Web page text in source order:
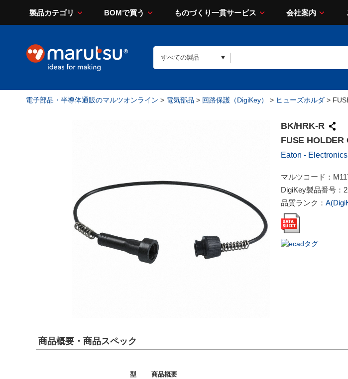
製品カテゴリ BOMで買う ものづくり一貫サービス 会社案内
電子部品・半導体通販のマルツオンライン > 電気部品 > 回路保護（DigiKey） > ヒューズホルダ >
BK/HRK-R
FUSE HOLDER
Eaton -
マルツコード：
DigiKey製品番号：
品質ランク：
商品概要・商品スペック
型 商品概要